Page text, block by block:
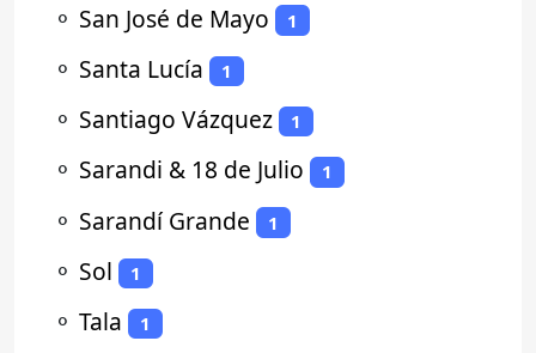
⚬ San José de Mayo 1
⚬ Santa Lucía 1
⚬ Santiago Vázquez 1
⚬ Sarandi & 18 de Julio 1
⚬ Sarandí Grande 1
⚬ Sol 1
⚬ Tala 1